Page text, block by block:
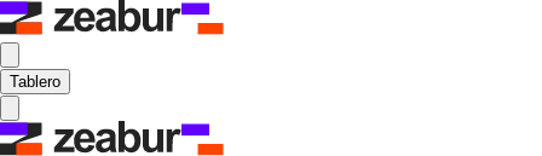
Tablero